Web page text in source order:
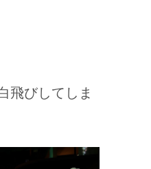
飛びしてしま